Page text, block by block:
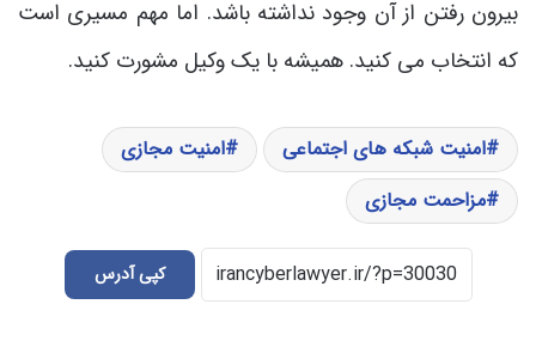
بیرون رفتن از آن وجود نداشته باشد. اما مهم مسیری است
که انتخاب می کنید. همیشه با یک وکیل مشورت کنید.
امنیت شبکه های اجتماعی
امنیت مجازی
مزاحمت مجازی
کپی آدرس